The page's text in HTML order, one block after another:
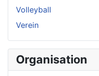
Volleyball
Verein
Organisation